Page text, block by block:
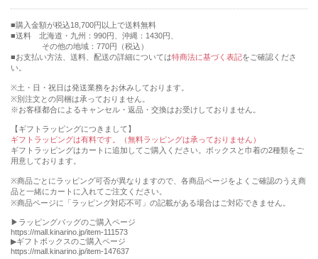
購入金額が税込18,700円以上で送料無料
送料 北海道・九州：990円、沖縄：1430円、
その他の地域：770円（税込）
■お支払い方法、送料、配送の詳細については特商法に基づく表記をご確認くださ
い。
※土・日・祝日は発送業務をお休みしております。
※別注文との同梱は承っておりません。
※お客様都合によるキャンセル・返品・交換はお受けしておりません。
【ギフトラッピングにつきまして】
ギフトラッピングは有料です。（無料ラッピングは承っておりません）
ギフトラッピングはカートに追加してご購入ください。ボックスと巾着の2種類をご
用意しております。
※商品ごとにラッピング可否が異なりますので、各商品ページをよくご確認のうえ商
品と一緒にカートに入れてご注文ください。
※商品ページに「ラッピング対応不可」の記載がある場合はご対応できません。
▶︎ラッピングバッグのご購入ページ
https://mall.kinarino.jp/item-111573
▶︎ギフトボックスのご購入ページ
https://mall.kinarino.jp/item-147637